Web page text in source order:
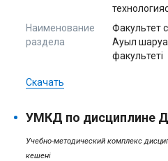
Наименование
раздела
Факультет
Ауыл
факультеті
Скачать
УМКД по дисциплине
Учебно-методический комплекс
кешені